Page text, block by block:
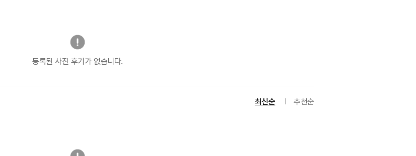
등록된 사진 후기가 없습니다.
최신순 추천순